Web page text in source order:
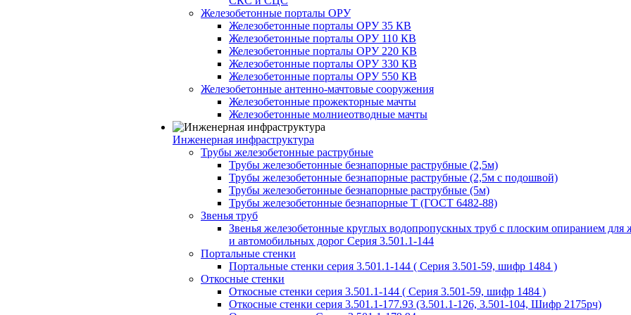
Железобетонные порталы ОРУ
Железобетонные порталы ОРУ 35 КВ
Железобетонные порталы ОРУ 110 КВ
Железобетонные порталы ОРУ 220 КВ
Железобетонные порталы ОРУ 330 КВ
Железобетонные порталы ОРУ 550 КВ
Железобетонные антенно-мачтовые сооружения
Железобетонные прожекторные мачты
Железобетонные молниеотводные мачты
Инженерная инфраструктура
Трубы железобетонные раструбные
Трубы железобетонные безнапорные раструбные (2,5м)
Трубы железобетонные безнапорные раструбные (2,5м с подошвой)
Трубы железобетонные безнапорные раструбные (5м)
Трубы железобетонные безнапорные Т (ГОСТ 6482-88)
Звенья труб
Звенья железобетонные круглых водопропускных труб с плоским опиранием для
и автомобильных дорог Серия 3.501.1-144
Портальные стенки
Портальные стенки серия 3.501.1-144 ( Серия 3.501-59, шифр 1484 )
Откосные стенки
Откосные стенки серия 3.501.1-144 ( Серия 3.501-59, шифр 1484 )
Откосные стенки серия 3.501.1-177.93 (3.501.1-126, 3.501-104, Шифр 2175рч)